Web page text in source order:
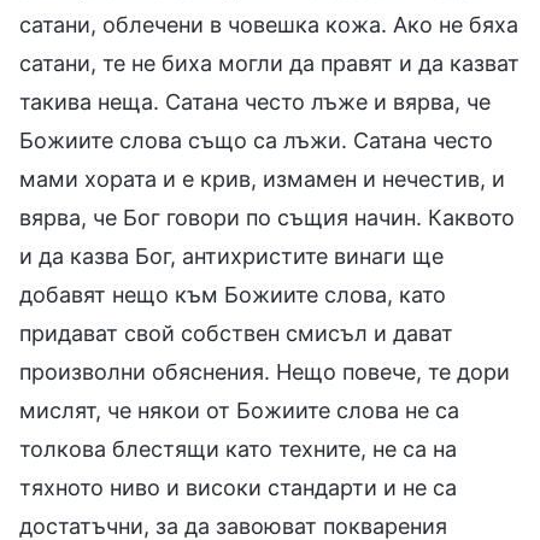
сатани, облечени в човешка кожа. Ако не бяха
сатани, те не биха могли да правят и да казват
такива неща. Сатана често лъже и вярва, че
Божиите слова също са лъжи. Сатана често
мами хората и е крив, измамен и нечестив, и
вярва, че Бог говори по същия начин. Каквото
и да казва Бог, антихристите винаги ще
добавят нещо към Божиите слова, като
придават свой собствен смисъл и дават
произволни обяснения. Нещо повече, те дори
мислят, че някои от Божиите слова не са
толкова блестящи като техните, не са на
тяхното ниво и високи стандарти и не са
достатъчни, за да завоюват покварения